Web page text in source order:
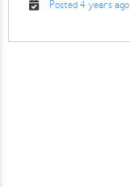
Posted 4 years ago